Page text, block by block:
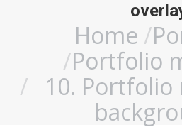
You are here:Home
Portfolio
10. Portfolio